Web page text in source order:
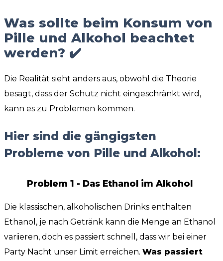
Was sollte beim Konsum von
Pille und Alkohol beachtet
werden? ✔️
Die Realität sieht anders aus, obwohl die Theorie
besagt, dass der Schutz nicht eingeschränkt wird,
kann es zu Problemen kommen.
Hier sind die gängigsten
Probleme von Pille und Alkohol:
Problem 1 - Das Ethanol im Alkohol
Die klassischen, alkoholischen Drinks enthalten
Ethanol, je nach Getränk kann die Menge an Ethanol
variieren, doch es passiert schnell, dass wir bei einer
Party Nacht unser Limit erreichen. Was passiert